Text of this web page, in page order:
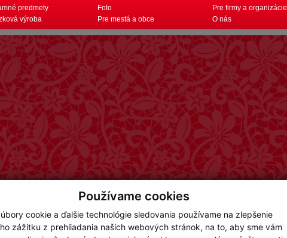
Používame cookies
cookie a ďalšie technológie sledovania používame na zlepšenie
zážitku z prehliadania našich webových stránok, na to, aby sme vám
predmety
výroba
Foto
Pre mestá a obce
Pre firmy a organizácie
O nás